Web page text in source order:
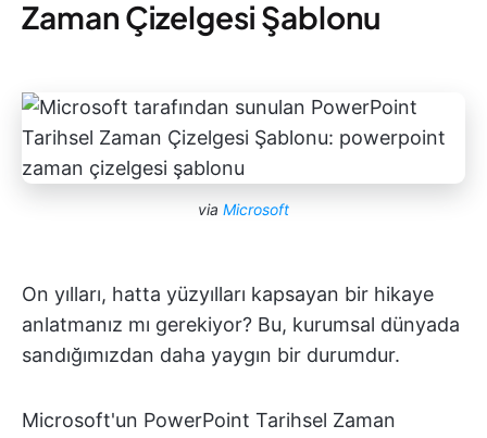
Zaman Çizelgesi Şablonu
via Microsoft
On yılları, hatta yüzyılları kapsayan bir hikaye
anlatmanız mı gerekiyor? Bu, kurumsal dünyada
sandığımızdan daha yaygın bir durumdur.
Microsoft'un PowerPoint Tarihsel Zaman